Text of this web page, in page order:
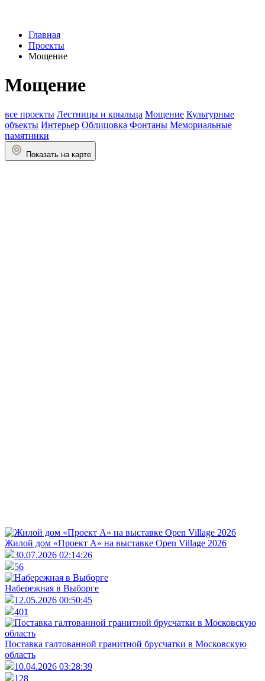
Главная
Проекты
Мощение
Мощение
все проекты Лестницы и крыльца Мощение Культурные
объекты Интерьер Облицовка Фонтаны Мемориальные
памятники
Показать на карте
Жилой дом «Проект А» на выставке Open Village 2026
30.07.2026 02:14:26
56
Набережная в Выборге
12.05.2026 00:50:45
401
Поставка галтованной гранитной брусчатки в Московскую
область
10.04.2026 03:28:39
128